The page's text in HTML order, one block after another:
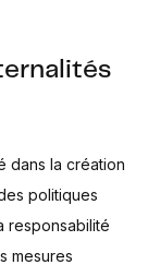
dans la création
politiques
responsabilité
mesures